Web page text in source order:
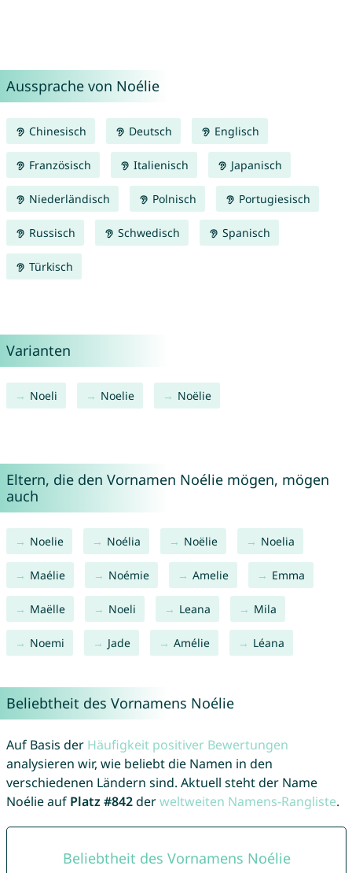
Aussprache von Noélie
Chinesisch Deutsch Englisch
Französisch Italienisch Japanisch
Niederländisch Polnisch Portugiesisch
Russisch Schwedisch Spanisch
Türkisch
Varianten
Noeli Noelie Noëlie
Eltern, die den Vornamen Noélie mögen, mögen
auch
Noelie Noélia Noëlie Noelia
Maélie Noémie Amelie Emma
Maëlle Noeli Leana Mila
Noemi Jade Amélie Léana
Beliebtheit des Vornamens Noélie
Auf Basis der Häufigkeit positiver Bewertungen
analysieren wir, wie beliebt die Namen in den
verschiedenen Ländern sind. Aktuell steht der Name
Noélie auf Platz #842derweltweiten Namens-Rangliste.